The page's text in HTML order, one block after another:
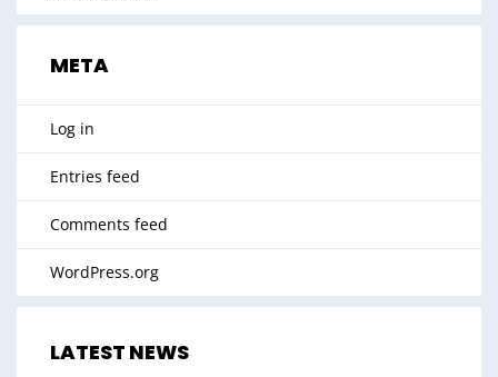
META
Log in
Entries feed
Comments feed
WordPress.org
LATEST NEWS